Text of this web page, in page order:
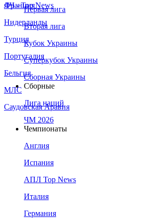
Франция
Нидерланды
Турция
Португалия
Бельгия
МЛС
Саудовская Аравия
ЛЧ - Top News
Первая лига
Вторая лига
Кубок Украины
Суперкубок Украины
Сборная Украины
Сборные
Лига наций
ЧМ 2026
Чемпионаты
Англия
Испания
АПЛ Top News
Италия
Германия